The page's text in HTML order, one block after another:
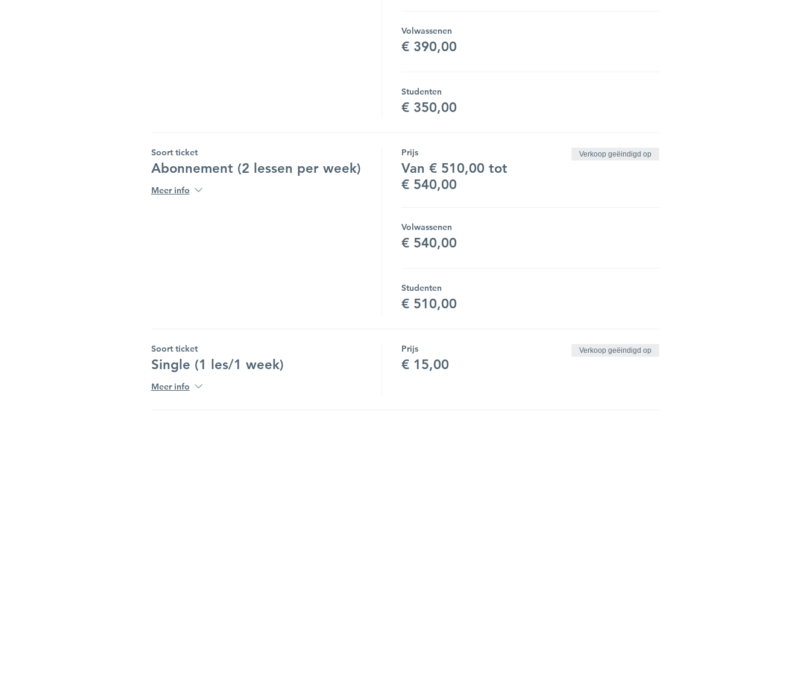
Volwassenen
€ 390,00
Studenten
€ 350,00
Soort ticket
Abonnement (2 lessen per week)
Meer info
Prijs
Van € 510,00 tot
€ 540,00
Verkoop geëindigd op
Volwassenen
€ 540,00
Studenten
€ 510,00
Soort ticket
Single (1 les/1 week)
Meer info
Prijs
€ 15,00
Verkoop geëindigd op